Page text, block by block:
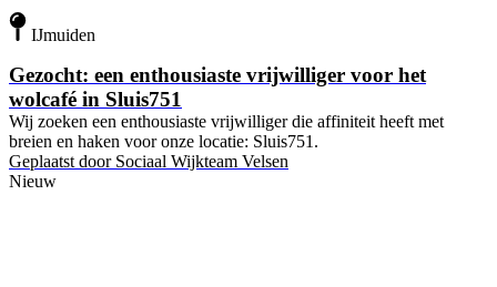
IJmuiden
Gezocht: een enthousiaste vrijwilliger voor het
wolcafé in Sluis751
Wij zoeken een enthousiaste vrijwilliger die affiniteit heeft met
breien en haken voor onze locatie: Sluis751.
Geplaatst door Sociaal Wijkteam Velsen
Nieuw